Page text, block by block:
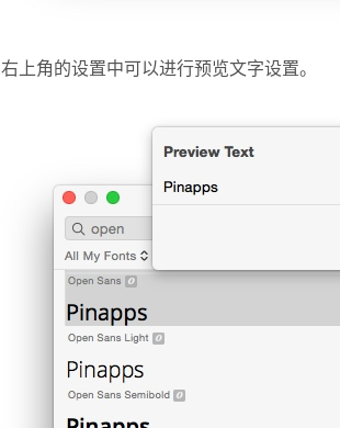
右上角的设置中可以进行预览文字设置。